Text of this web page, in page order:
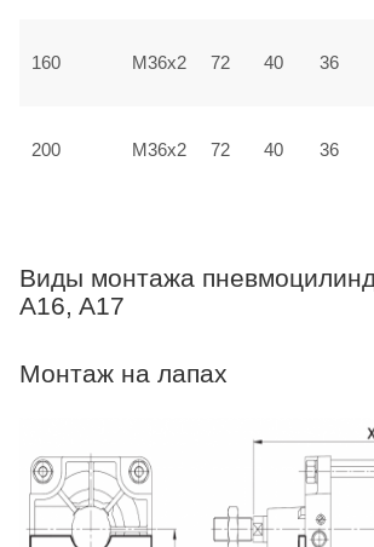
160 M36x2 72 40 36
200 M36x2 72 40 36
Виды монтажа
A16, A17
Монтаж на лапах